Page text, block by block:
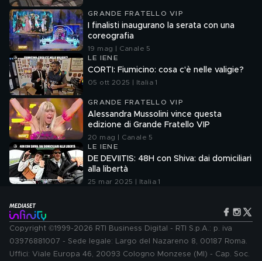
GRANDE FRATELLO VIP
I finalisti inaugurano la serata con una
coreografia
19 mag | Canale 5
LE IENE
CORTI: Fiumicino: cosa c'è nelle valigie?
05 ott 2025 | Italia 1
GRANDE FRATELLO VIP
Alessandra Mussolini vince questa
edizione di Grande Fratello VIP
20 mag | Canale 5
LE IENE
DE DEVIITIS: 48H con Shiva: dai domiciliari
alla libertà
25 mar 2025 | Italia 1
Copyright ©1999-2026 RTI Business Digital - RTI S.p.A.: p. iva
03976881007 - Sede legale: Largo del Nazareno 8, 00187 Roma.
Uffici: Viale Europa 46, 20093 Cologno Monzese (MI) - Cap. Soc.